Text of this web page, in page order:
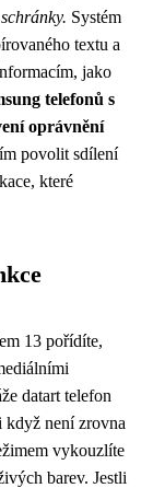
Systém
textu a
jako
telefonů s
oprávnění
povolit sdílení
které
13 pořídíte,
datart telefon
když není zrovna
vykouzlíte
barev. Jestli